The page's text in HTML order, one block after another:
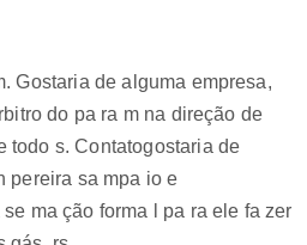
Gostaria de alguma empresa,
do pa ra m na direção de
todo s. Contatogostaria de
pereira sa mpa io e
ma ção forma l pa ra ele fa zer